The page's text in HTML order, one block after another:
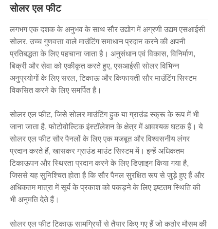
सोलर एल फीट
लगभग एक दशक के अनुभव के साथ सौर उद्योग में अग्रणी उद्यम एसआईसी
सोलर, उच्च गुणवत्ता वाले माउंटिंग समाधान प्रदान करने की अपनी
प्रतिबद्धता के लिए पहचाना जाता है। अनुसंधान एवं विकास, विनिर्माण,
बिक्री और सेवा को एकीकृत करते हुए, एसआईसी सोलर विभिन्न
अनुप्रयोगों के लिए सरल, टिकाऊ और किफायती सौर माउंटिंग सिस्टम
विकसित करने के लिए समर्पित है।
सोलर एल फीट, जिसे सोलर माउंटिंग हुक या ग्राउंड स्क्रू के रूप में भी
जाना जाता है, फोटोवोल्टिक इंस्टॉलेशन के क्षेत्र में आवश्यक घटक हैं। ये
सोलर एल फीट सौर पैनलों के लिए एक मजबूत और विश्वसनीय लंगर
प्रदान करते हैं, खासकर ग्राउंड माउंट सिस्टम में। इन्हें अधिकतम
टिकाऊपन और स्थिरता प्रदान करने के लिए डिज़ाइन किया गया है,
जिससे यह सुनिश्चित होता है कि सौर पैनल सुरक्षित रूप से जुड़े हुए हैं और
अधिकतम मात्रा में सूर्य के प्रकाश को पकड़ने के लिए इष्टतम स्थिति की
भी अनुमति देते हैं।
सोलर एल फीट टिकाऊ सामग्रियों से तैयार किए गए हैं जो कठोर मौसम की